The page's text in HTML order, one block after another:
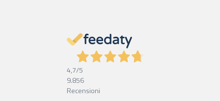
4,7/5
9.856
Recensioni